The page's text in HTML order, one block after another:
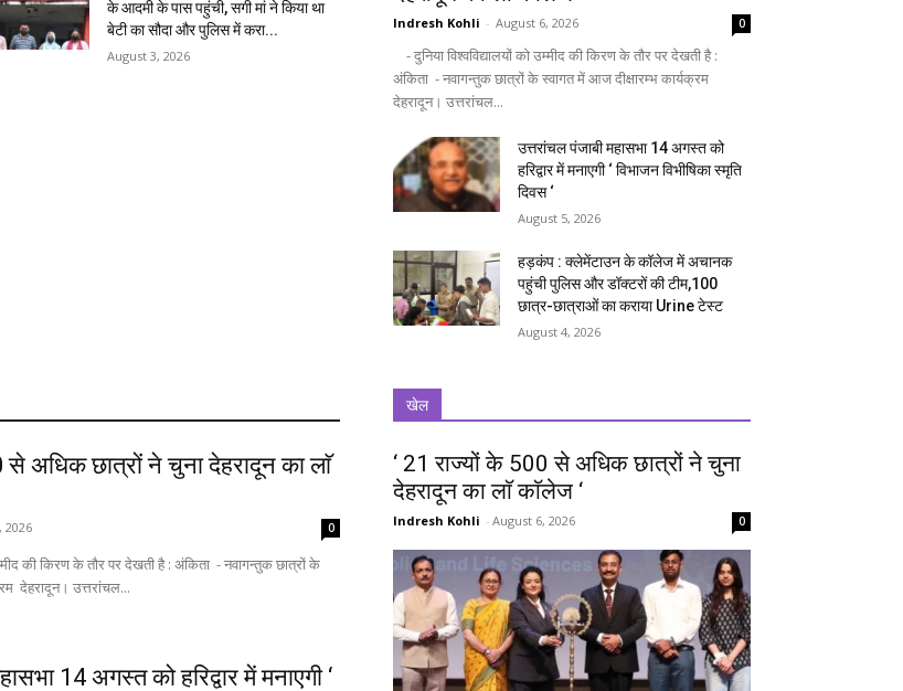
के आदमी के पास पहुंची, सगी मां ने किया था
बेटी का सौदा और पुलिस में करा...
August 3, 2026
Indresh Kohli - August 6, 2026 0
- दुनिया विश्वविद्यालयों को उम्मीद की किरण के तौर पर देखती है :
अंकिता - नवागन्तुक छात्रों के स्वागत में आज दीक्षारम्भ कार्यक्रम
देहरादून। उत्तरांचल...
उत्तरांचल पंजाबी महासभा 14 अगस्त को
हरिद्वार में मनाएगी ‘ विभाजन विभीषिका स्मृति
दिवस ‘
August 5, 2026
हड़कंप : क्लेमेंटाउन के कॉलेज में अचानक
पहुंची पुलिस और डॉक्टरों की टीम,100
छात्र-छात्राओं का कराया Urine टेस्ट
August 4, 2026
से अधिक छात्रों ने चुना देहरादून का लाॅ
2026 0
स्वागत में आज दीक्षारम्भ कार्यक्रम देहरादून। उत्तरांचल...
14 अगस्त को हरिद्वार में मनाएगी ‘
खेल
‘ 21 राज्यों के 500 से अधिक छात्रों ने चुना
देहरादून का लाॅ काॅलेज ‘
Indresh Kohli - August 6, 2026 0